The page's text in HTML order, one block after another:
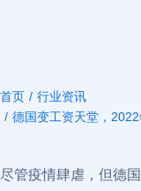
您在这里：
首页
行业资讯
德国变工资天堂，2022
尽管疫情肆虐，但德